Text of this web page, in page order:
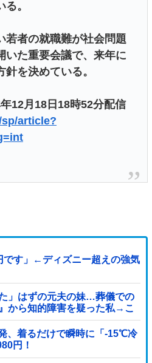
。
者の就職難が社会問題
いた重要会議で、来年に
を決めている。
12月18日18時52分配信
article?
です」←ディズニー超えの強気
」はずの元夫の妹…葬儀での
から知的障害を疑った私→こ
護させた話
、着るだけで瞬時に「-15℃冷
円！